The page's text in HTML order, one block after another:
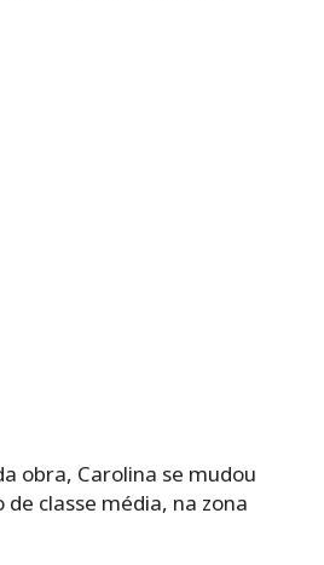
obra, Carolina se mudou
classe média, na zona